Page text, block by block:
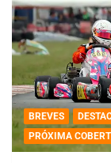
BREVES
PRÓXIMA